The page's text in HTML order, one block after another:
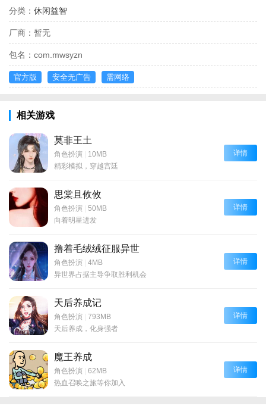
分类： 休闲益智
厂商： 暂无
包名： com.mwsyzn
官方版 安全无广告 需网络
相关游戏
莫非王土
角色扮演 | 10MB
精彩模拟，穿越宫廷
详情
思棠且攸攸
角色扮演 | 50MB
向着明星进发
详情
撸着毛绒绒征服异世
角色扮演 | 4MB
异世界占据主导争取胜利机会
详情
天后养成记
角色扮演 | 793MB
天后养成，化身强者
详情
魔王养成
角色扮演 | 62MB
热血召唤之旅等你加入
详情